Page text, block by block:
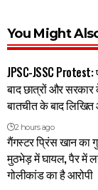
You Might
JPSC-JSSC
बाद छात्रों और
बातचीत के बाद
2 hours ago
गैंगस्टर प्रिंस खान का
मुठभेड़ में घायल, पैर में
गोलीकांड का है आरोपी